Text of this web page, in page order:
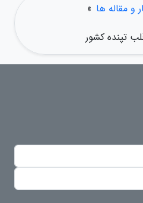
و مقاله ها »
تپنده کشور